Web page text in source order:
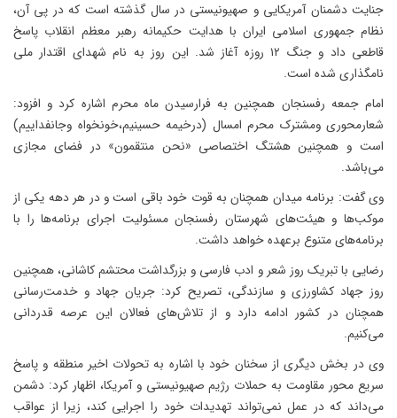
جنایت دشمنان آمریکایی و صهیونیستی در سال گذشته است که در پی آن،
نظام جمهوری اسلامی ایران با هدایت حکیمانه رهبر معظم انقلاب پاسخ
قاطعی داد و جنگ ۱۲ روزه آغاز شد. این روز به نام شهدای اقتدار ملی
نامگذاری شده است.
امام جمعه رفسنجان همچنین به فرارسیدن ماه محرم اشاره کرد و افزود:
شعارمحوری ومشترک محرم امسال (درخیمه حسینیم،خونخواه وجانفداییم)
است و همچنین هشتگ اختصاصی «نحن منتقمون» در فضای مجازی
می‌باشد.
وی گفت: برنامه میدان همچنان به قوت خود باقی است و در هر دهه یکی از
موکب‌ها و هیئت‌های شهرستان رفسنجان مسئولیت اجرای برنامه‌ها را با
برنامه‌های متنوع برعهده خواهد داشت.
رضایی با تبریک روز شعر و ادب فارسی و بزرگداشت محتشم کاشانی، همچنین
روز جهاد کشاورزی و سازندگی، تصریح کرد: جریان جهاد و خدمت‌رسانی
همچنان در کشور ادامه دارد و از تلاش‌های فعالان این عرصه قدردانی
می‌کنیم.
وی در بخش دیگری از سخنان خود با اشاره به تحولات اخیر منطقه و پاسخ
سریع محور مقاومت به حملات رژیم صهیونیستی و آمریکا، اظهار کرد: دشمن
می‌داند که در عمل نمی‌تواند تهدیدات خود را اجرایی کند، زیرا از عواقب